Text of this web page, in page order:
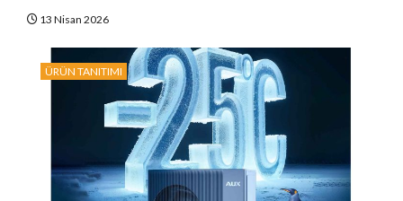
13 Nisan 2026
ÜRÜN TANITIMI